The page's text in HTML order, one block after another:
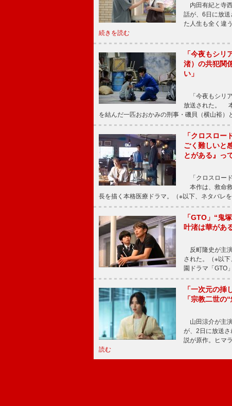
内田有紀と寺
話が、6日に放
た人生も全く違
続きを読む
「今夜もシ
渚）の共犯関
い」
「今夜もシリ
放送された。 本
を結んだ一匹おおかみの刑事・磯貝（横山裕
「クロスロ
ごく難しいと
とがある』っ
「クロスロー
本作は、救命
長を描く本格医療ドラマ。（※以下、ネタバ
「GTO」“鬼
叶渚は華があ
反町隆史が主
された。（※以
園ドラマ「GTO
「一次元の挿
「宗教二世の
山田涼介が主
が、2日に放送
説が原作。ヒマ
読む